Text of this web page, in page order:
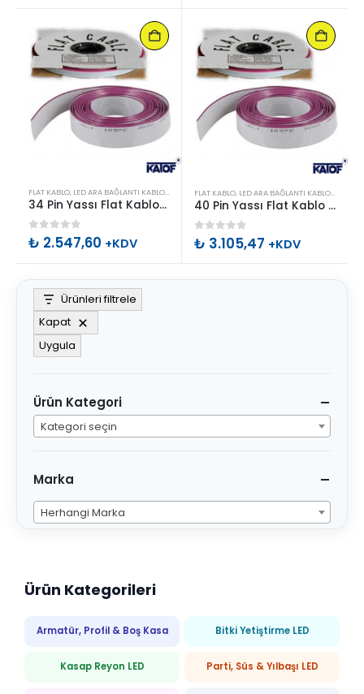
FLAT KABLO, LED ARA BAĞLANTI KABLO & APARATLARI
34 Pin Yassı Flat Kablo 28 AWG (76.5 Metre – 1 Rulo)
0 out of 5
₺ 2.547,60 +KDV
FLAT KABLO, LED ARA BAĞLANTI KABLO & APARATLARI
40 Pin Yassı Flat Kablo 28 AWG (76.5 Metre – 1 Rulo)
0 out of 5
₺ 3.105,47 +KDV
Ürünleri filtrele
Kapat
Uygula
Ürün Kategori
Kategori seçin
Marka
Herhangi Marka
Ürün Kategorileri
Armatür, Profil & Boş Kasa Bitki Yetiştirme LED
Kasap Reyon LED Parti, Süs & Yılbaşı LED